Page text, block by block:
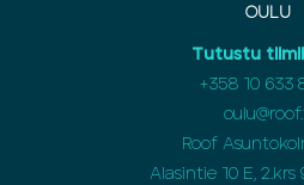
OULU
Tutustu
+358 10 633
Roof
Alasintie 10 E, 2.krs